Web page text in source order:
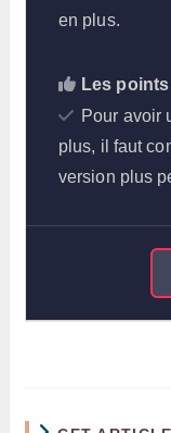
en plus.
Les
Pour avoir
plus, il faut
version plus